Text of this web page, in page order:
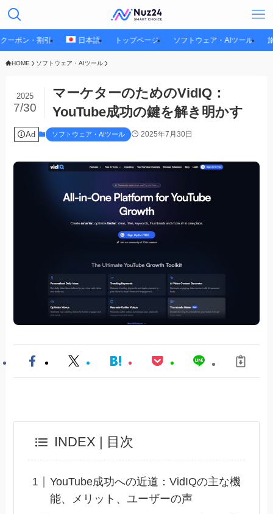
クーポン・割引 日本語 トップページ ソフトウェア・AIツール
HOME ソフトウェア・AIツール
マーケターのためのVidIQ：
YouTube成功の鍵を解き明かす
2025
7/30
Ad ソフトウェア・AIツール 2025年7月30日
INDEX | 目次
YouTube成功への近道：VidIQの主な機
能、メリット、ユーザーの声